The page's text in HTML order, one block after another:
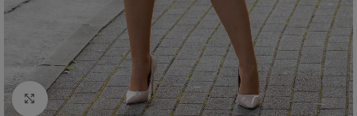
Click to enlarge